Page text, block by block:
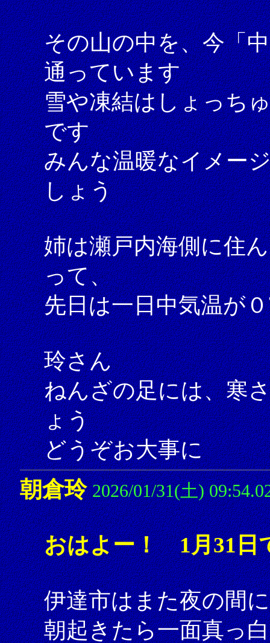
その山の中を、今「
通っています
雪や凍結はしょっち
です
みんな温暖なイメー
しょう
姉は瀬戸内海側に住
って、
先日は一日中気温
玲さん
ねんざの足には、寒
ょう
どうぞお大事に
朝倉玲 2026/01/31(土)
おはよー！ 1月31日
伊達市はまた夜の間
朝起きたら一面真っ